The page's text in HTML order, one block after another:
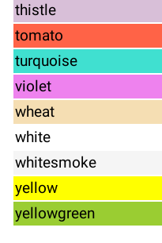
thistle
tomato
turquoise
violet
wheat
white
whitesmoke
yellow
yellowgreen